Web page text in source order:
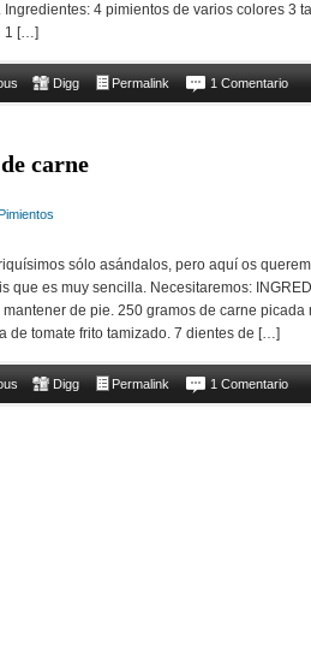
4 pimientos de varios colores 3
1 […]
Digg Permalink 1 Comentario
carne
sólo asándalos, pero aquí os
que es muy sencilla. Necesitaremos:
de pie. 250 gramos de carne picada
de tomate frito tamizado. 7 dientes de […]
Digg Permalink 1 Comentario